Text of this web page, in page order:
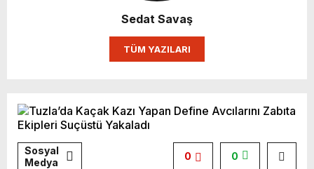
Sedat Savaş
TÜM YAZILARI
Sosyal
Medya
0
0